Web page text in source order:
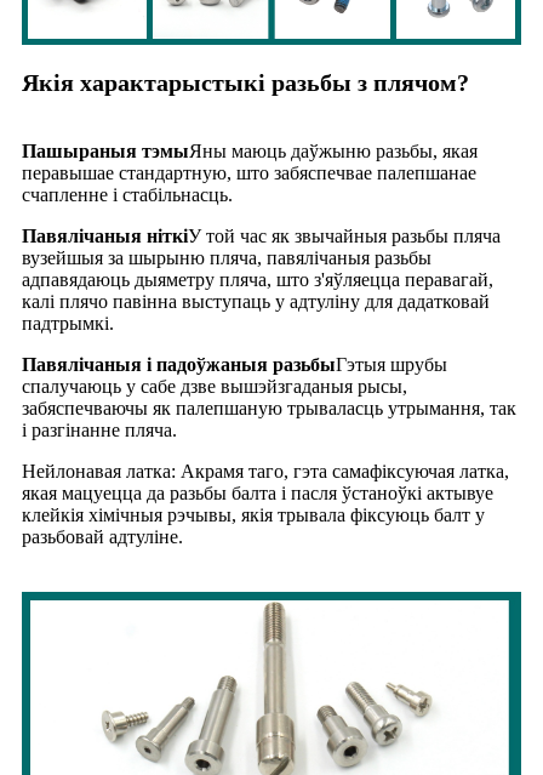
Якія характарыстыкі разьбы з плячом?
Пашыраныя тэмыЯны маюць даўжыню разьбы, якая
перавышае стандартную, што забяспечвае палепшанае
счапленне і стабільнасць.
Павялічаныя ніткіУ той час як звычайныя разьбы пляча
вузейшыя за шырыню пляча, павялічаныя разьбы
адпавядаюць дыяметру пляча, што з'яўляецца перавагай,
калі плячо павінна выступаць у адтуліну для дадатковай
падтрымкі.
Павялічаныя і падоўжаныя разьбыГэтыя шрубы
спалучаюць у сабе дзве вышэйзгаданыя рысы,
забяспечваючы як палепшаную трываласць утрымання, так
і разгінанне пляча.
Нейлонавая латка: Акрамя таго, гэта самафіксуючая латка,
якая мацуецца да разьбы балта і пасля ўстаноўкі актывуе
клейкія хімічныя рэчывы, якія трывала фіксуюць балт у
разьбовай адтуліне.